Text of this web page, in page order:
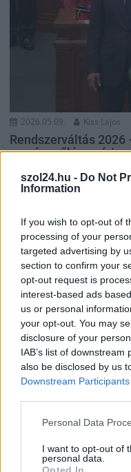
szol24.hu - Do Not
Information
If you wish to opt-out of
processing of your
targeted advertising by
section to confirm your
opt-out request is
interest-based ads
us or personal
your opt-out. You may
disclosure of your
IAB’s list of
also be disclosed by us
Downstream Participants
Please note that this
not limited to your visit
grant or deny consent
Personal Data
I want to opt-out of
personal data.
Opted In
2026.05.09. Kiss Lajos
Rendszerváltás
országgyűlés, máris
14:38 perctől új
Forsthoffer...
Választások
2026.05.06. Kiss Lajos